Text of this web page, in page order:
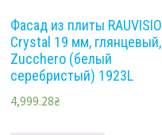
Фасад из плиты RAUVISIO
Crystal 19 мм, глянцевый,
Zucchero (белый
серебристый) 1923L
4,999.28₴